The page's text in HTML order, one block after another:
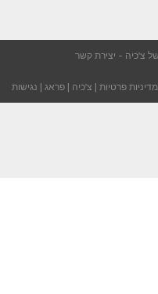
יצירת קשר
מדיניות פרטיות | צ'כיה | פראג | נגישות